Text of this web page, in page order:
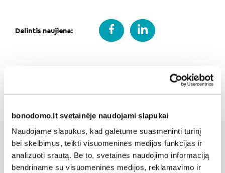
bonodomo.lt svetainėje naudojami slapukai
Naudojame slapukus, kad galėtume suasmeninti turinį
bei skelbimus, teikti visuomeninės medijos funkcijas ir
analizuoti srautą. Be to, svetainės naudojimo informaciją
bendriname su visuomeninės medijos, reklamavimo ir
Dalintis naujiena:
Susijusios naujienos